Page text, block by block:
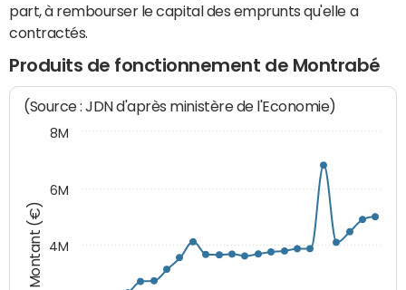
part, à rembourser le capital des emprunts qu'elle a
contractés.
Produits de fonctionnement de Montrabé
Montant (€)
(Source : JDN d'après ministère de l'Economie)
4M
6M
8M